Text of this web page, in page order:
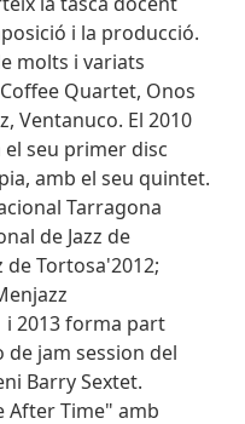
i la producció.
molts i variats
Quartet, Onos
Ventanuco. El 2010
seu primer disc
amb el seu quintet.
Tarragona
de Jazz de
de Tortosa'2012;
i 2013 forma part
jam session del
Barry Sextet.
After Time" amb